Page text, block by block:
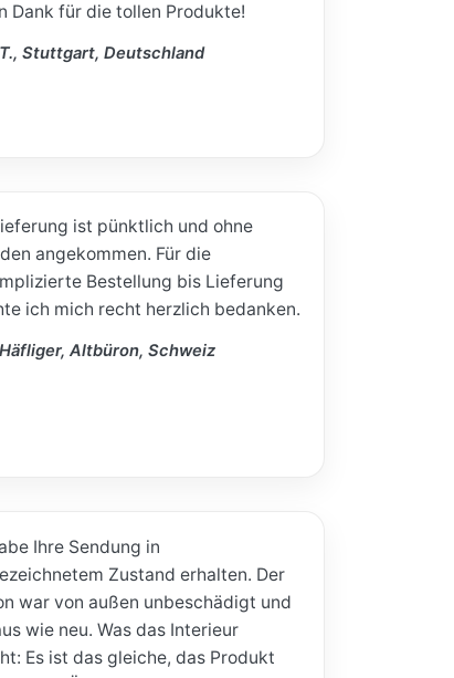
Dank für die tollen Produkte!
Stuttgart, Deutschland
ist pünktlich und ohne
angekommen. Für die
Bestellung bis Lieferung
ich mich recht herzlich bedanken.
Altbüron, Schweiz
Ihre Sendung in
Zustand erhalten. Der
war von außen unbeschädigt und
wie neu. Was das Interieur
Es ist das gleiche, das Produkt